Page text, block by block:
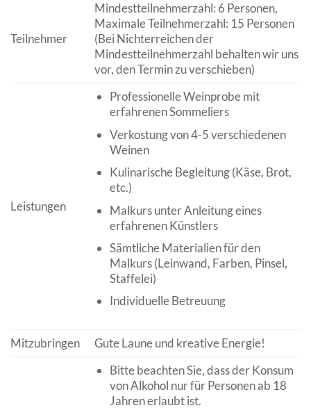
Teilnehmer
Mindestteilnehmerzahl: 6 Personen,
Maximale Teilnehmerzahl: 15 Personen
(Bei Nichterreichen der
Mindestteilnehmerzahl behalten wir uns
vor, den Termin zu verschieben)
Leistungen
Professionelle Weinprobe mit
erfahrenen Sommeliers
Verkostung von 4-5 verschiedenen
Weinen
Kulinarische Begleitung (Käse, Brot,
etc.)
Malkurs unter Anleitung eines
erfahrenen Künstlers
Sämtliche Materialien für den
Malkurs (Leinwand, Farben, Pinsel,
Staffelei)
Individuelle Betreuung
Mitzubringen
Gute Laune und kreative Energie!
Bitte beachten Sie, dass der Konsum
von Alkohol nur für Personen ab 18
Jahren erlaubt ist.